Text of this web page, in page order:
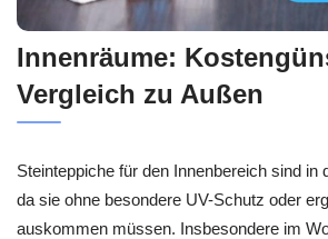
Innenräume:
Vergleich zu Außen
Steinteppiche für den Innenbereich sind in
da sie ohne besondere UV-Schutz oder
auskommen müssen. Insbesondere im